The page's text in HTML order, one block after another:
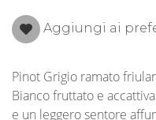
Aggiungi ai
Pinot Grigio ramato
Bianco fruttato e
e un leggero sentore